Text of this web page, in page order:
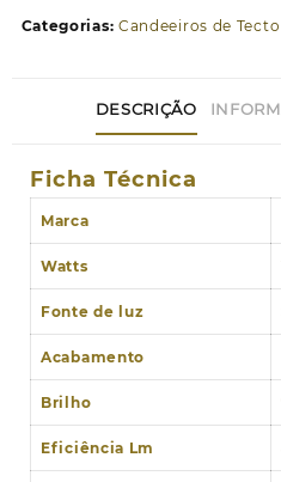
LED
Categorias: Candeeiros de
DESCRIÇÃO
Ficha Técnica
Marca
Watts
Fonte de luz
Acabamento
Brilho
Eficiência Lm